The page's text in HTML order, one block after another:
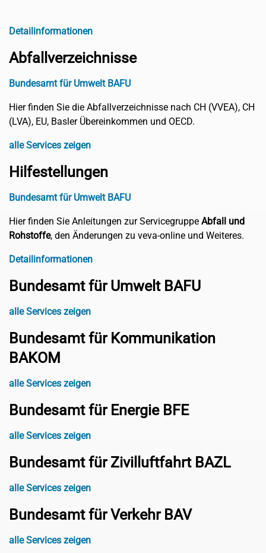
Detailinformationen
Abfallverzeichnisse
Bundesamt für Umwelt BAFU
Hier finden Sie die Abfallverzeichnisse nach CH (VVEA), CH
(LVA), EU, Basler Übereinkommen und OECD.
alle Services zeigen
Hilfestellungen
Bundesamt für Umwelt BAFU
Hier finden Sie Anleitungen zur Servicegruppe Abfall und
Rohstoffe, den Änderungen zu veva-online und Weiteres.
Detailinformationen
Bundesamt für Umwelt BAFU
alle Services zeigen
Bundesamt für Kommunikation
BAKOM
alle Services zeigen
Bundesamt für Energie BFE
alle Services zeigen
Bundesamt für Zivilluftfahrt BAZL
alle Services zeigen
Bundesamt für Verkehr BAV
alle Services zeigen